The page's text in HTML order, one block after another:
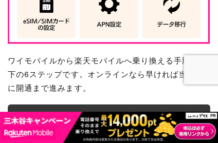
ワイモバイルから楽天モバイルへ乗り換える手順は以
下の6ステップです。オンラインなら早ければ当日中
に開通まで進みます。
ワイモバイルから楽天モバイルへ乗り換える手順
必要に応じてSIMロック解除